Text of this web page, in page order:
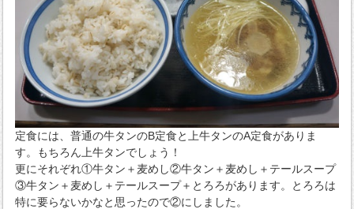
定食には、普通の牛タンのB定食と上牛タンのA定食がありま
す。もちろん上牛タンでしょう！
更にそれぞれ①牛タン＋麦めし②牛タン＋麦めし＋テールスープ
③牛タン＋麦めし＋テールスープ＋とろろがあります。とろろは
特に要らないかなと思ったので②にしました。